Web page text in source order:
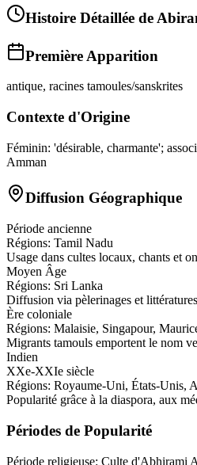
Histoire Détaillée de
Première Apparition
antique, racines tamoules/sanskrites
Contexte d'Origine
Féminin: 'désirable, charmante';
Amman
Diffusion Géographique
Période ancienne
Régions: Tamil Nadu
Usage dans cultes locaux, chants et
Moyen Âge
Régions: Sri Lanka
Diffusion via pèlerinages et
Ère coloniale
Régions: Malaisie, Singapour,
Migrants tamouls emportent le nom
Indien
XXe-XXIe siècle
Régions: Royaume-Uni, États-Unis,
Popularité grâce à la diaspora, aux
Périodes de Popularité
Période religieuse: Culte d'Abhirami